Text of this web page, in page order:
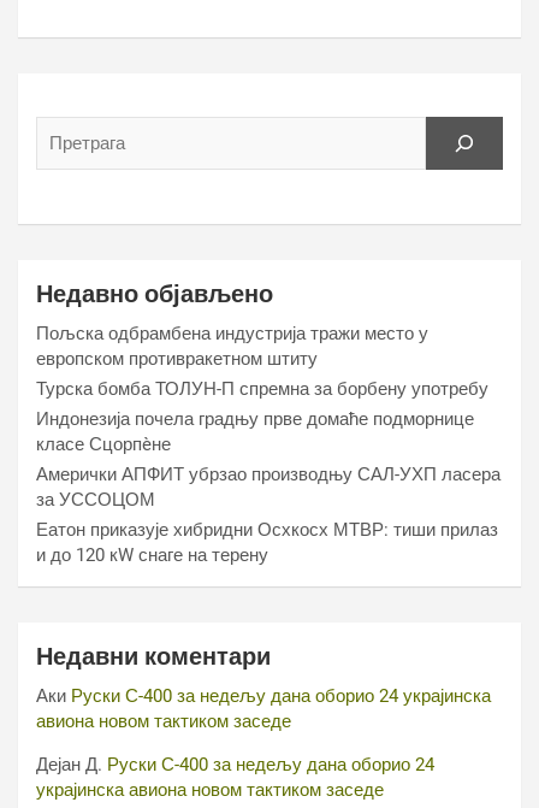
Недавно објављено
Пољска одбрамбена индустрија тражи место у
европском противракетном штиту
Турска бомба ТОЛУН-П спремна за борбену употребу
Индонезија почела градњу прве домаће подморнице
класе Сцорпèне
Амерички АПФИТ убрзао производњу САЛ-УХП ласера
за УССОЦОМ
Еатон приказује хибридни Осхкосх МТВР: тиши прилаз
и до 120 кW снаге на терену
Недавни коментари
Аки Руски С-400 за недељу дана оборио 24 украјинска
авиона новом тактиком заседе
Дејан Д. Руски С-400 за недељу дана оборио 24
украјинска авиона новом тактиком заседе